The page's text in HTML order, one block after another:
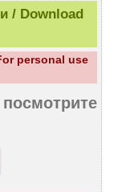
/ Download
personal use